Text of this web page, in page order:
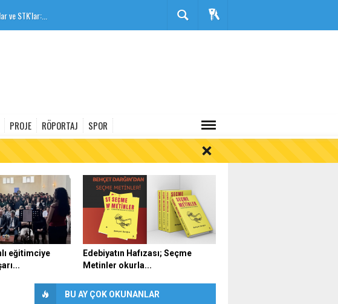
ve STK'lar:...
PROJE RÖPORTAJ SPOR
eğitimciye
Edebiyatın Hafızası; Seçme
Metinler okurla...
BU AY ÇOK OKUNANLAR